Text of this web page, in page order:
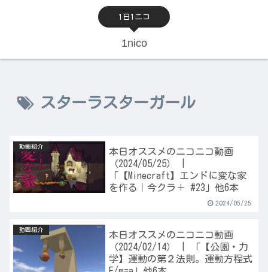
1日1ニコ
1nico
スターラスターガール
動画紹介
本日オススメのニコニコ動画
（2024/05/25） |
「【Minecraft】エンドに変な家
を作る｜今クラ＋ #23」他6本
2024/05/25
動画紹介
本日オススメのニコニコ動画
（2024/02/14） | 「【公園・力
学】運動の第２法則。運動方程式